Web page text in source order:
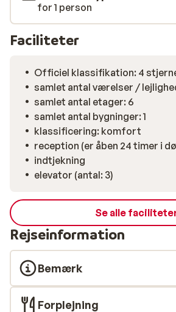
for 1 person
Faciliteter
Officiel klassifikation: 4
samlet antal værelser /
samlet antal etager: 6
samlet antal bygninger: 1
klassificering: komfort
reception (er åben 24 timer i
indtjekning
elevator (antal: 3)
Se alle
Rejseinformation
Bemærk
Forplejning